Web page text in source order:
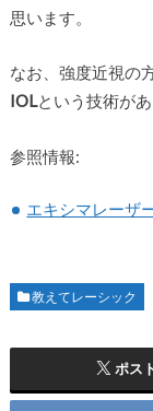
思います。
なお、強度近視の
IOLという技術があ
参照情報:
エキシマレーザ
教えてレーシック
ポス